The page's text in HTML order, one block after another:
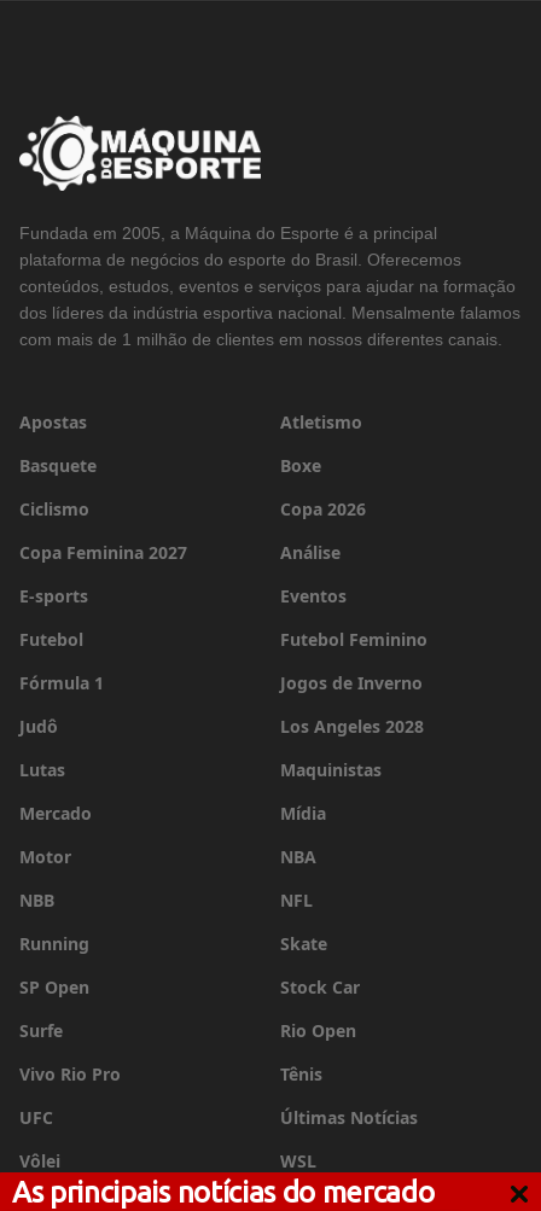
As principais notícias do mercado
Fundada em 2005, a Máquina do Esporte é a principal
plataforma de negócios do esporte do Brasil. Oferecemos
conteúdos, estudos, eventos e serviços para ajudar na formação
dos líderes da indústria esportiva nacional. Mensalmente falamos
com mais de 1 milhão de clientes em nossos diferentes canais.
Apostas
Atletismo
Basquete
Boxe
Ciclismo
Copa 2026
Copa Feminina 2027
Análise
E-sports
Eventos
Futebol
Futebol Feminino
Fórmula 1
Jogos de Inverno
Judô
Los Angeles 2028
Lutas
Maquinistas
Mercado
Mídia
Motor
NBA
NBB
NFL
Running
Skate
SP Open
Stock Car
Surfe
Rio Open
Vivo Rio Pro
Tênis
UFC
Últimas Notícias
Vôlei
WSL